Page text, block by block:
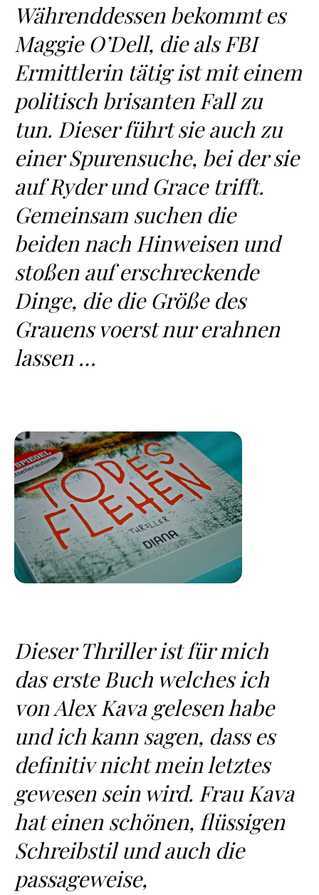
Währenddessen bekommt es
Maggie O’Dell, die als FBI
Ermittlerin tätig ist mit einem
politisch brisanten Fall zu
tun. Dieser führt sie auch zu
einer Spurensuche, bei der sie
auf Ryder und Grace trifft.
Gemeinsam suchen die
beiden nach Hinweisen und
stoßen auf erschreckende
Dinge, die die Größe des
Grauens voerst nur erahnen
lassen …
Dieser Thriller ist für mich
das erste Buch welches ich
von Alex Kava gelesen habe
und ich kann sagen, dass es
definitiv nicht mein letztes
gewesen sein wird. Frau Kava
hat einen schönen, flüssigen
Schreibstil und auch die
passageweise,